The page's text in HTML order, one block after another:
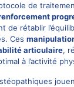
de
de rétablir
Ces
articulaire,
à l’activité